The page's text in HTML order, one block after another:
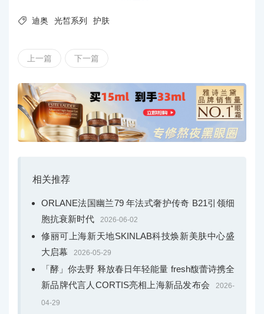
 迪奥 光皙系列 护肤
上一篇 下一篇
相关推荐
ORLANE法国幽兰79 年法式奢护传奇 B21引领细
胞抗衰新时代
2026-06-02
修丽可上海新天地SKINLAB科技焕新美肤中心盛
大启幕
2026-05-29
「酵」你去野 释放春日年轻能量 fresh馥蕾诗携全
新品牌代言人CORTIS亮相上海新品发布会
2026-
04-29